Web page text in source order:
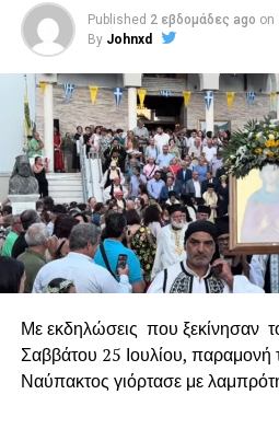
Published 2 εβδομάδες ago on
By Johnxd
Με εκδηλώσεις που ξεκίνησαν
Σαββάτου 25 Ιουλίου, παραμονή
Ναύπακτος γιόρτασε με